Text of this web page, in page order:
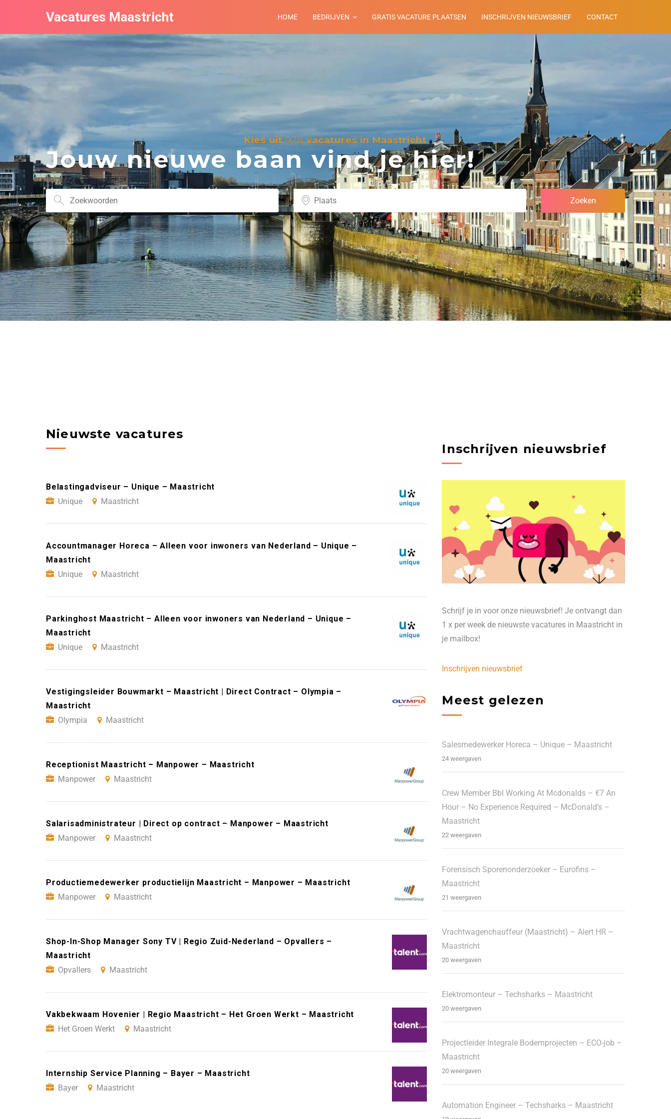
Vacatures Maastricht HOME BEDRIJVEN GRATIS VACATURE PLAATSEN INSCHRIJVEN NIEUWSBRIEF CONTACT
Kies uit978 vacatures in Maastricht
Jouw nieuwe baan vind je hier!
Nieuwste vacatures
Belastingadviseur – Unique – Maastricht
Unique
Maastricht
Accountmanager Horeca – Alleen voor inwoners van Nederland – Unique –
Maastricht
Unique
Maastricht
Parkinghost Maastricht – Alleen voor inwoners van Nederland – Unique –
Maastricht
Unique
Maastricht
Vestigingsleider Bouwmarkt – Maastricht | Direct Contract – Olympia –
Maastricht
Olympia
Maastricht
Receptionist Maastricht – Manpower – Maastricht
Manpower
Maastricht
Salarisadministrateur | Direct op contract – Manpower – Maastricht
Manpower
Maastricht
Productiemedewerker productielijn Maastricht – Manpower – Maastricht
Manpower
Maastricht
Shop-In-Shop Manager Sony TV | Regio Zuid-Nederland – Opvallers –
Maastricht
Opvallers
Maastricht
Vakbekwaam Hovenier | Regio Maastricht – Het Groen Werkt – Maastricht
Het Groen Werkt
Maastricht
Internship Service Planning – Bayer – Maastricht
Bayer
Maastricht
Inschrijven nieuwsbrief
Schrijf je in voor onze nieuwsbrief! Je ontvangt dan
1 x per week de nieuwste vacatures in Maastricht in
je mailbox!
Inschrijven nieuwsbrief
Meest gelezen
Salesmedewerker Horeca – Unique – Maastricht
24 weergaven
Crew Member Bbl Working At Mcdonalds – €7 An
Hour – No Experience Required – McDonald’s –
Maastricht
22 weergaven
Forensisch Sporenonderzoeker – Eurofins –
Maastricht
21 weergaven
Vrachtwagenchauffeur (Maastricht) – Alert HR –
Maastricht
20 weergaven
Elektromonteur – Techsharks – Maastricht
20 weergaven
Projectleider Integrale Bodemprojecten – ECO-job –
Maastricht
20 weergaven
Automation Engineer – Techsharks – Maastricht